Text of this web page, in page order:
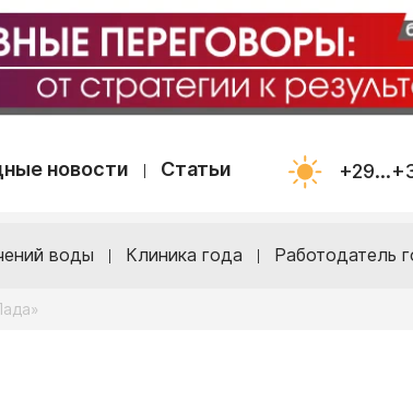
новости Статьи
воды Клиника года Работодатель